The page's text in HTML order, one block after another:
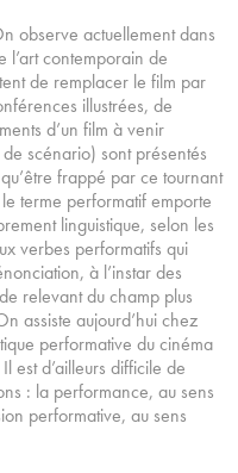
observe actuellement dans
l’art contemporain de
de remplacer le film par
illustrées, de
d’un film à venir
scénario) sont présentés
frappé par ce tournant
terme performatif emporte
linguistique, selon les
verbes performatifs qui
à l’instar des
relevant du champ plus
assiste aujourd’hui chez
performative du cinéma
est d’ailleurs difficile de
: la performance, au sens
performative, au sens